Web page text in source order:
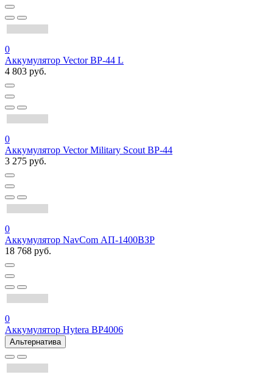
0
Аккумулятор Vector BP-44 L
4 803 руб.
0
Аккумулятор Vector Military Scout BP-44
3 275 руб.
0
Аккумулятор NavCom АП-1400ВЗР
18 768 руб.
0
Аккумулятор Hytera BP4006
Альтернатива